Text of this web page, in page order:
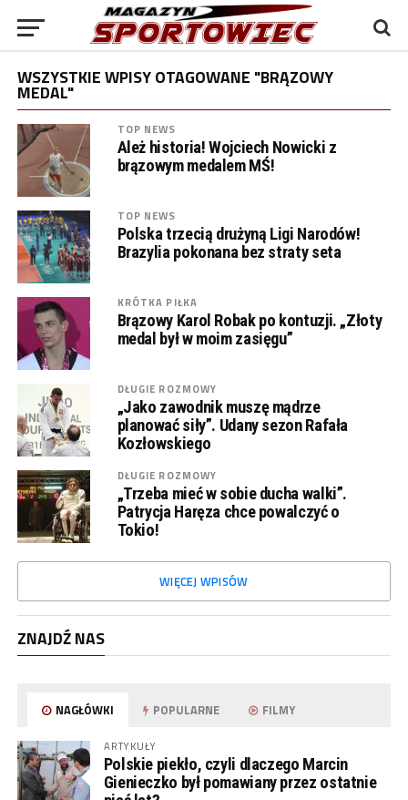
WSZYSTKIE WPISY OTAGOWANE "BRĄZOWY
MEDAL"
TOP NEWS
Ależ historia! Wojciech Nowicki z
brązowym medalem MŚ!
TOP NEWS
Polska trzecią drużyną Ligi Narodów!
Brazylia pokonana bez straty seta
KRÓTKA PIŁKA
Brązowy Karol Robak po kontuzji. „Złoty
medal był w moim zasięgu”
DŁUGIE ROZMOWY
„Jako zawodnik muszę mądrze
planować siły”. Udany sezon Rafała
Kozłowskiego
DŁUGIE ROZMOWY
„Trzeba mieć w sobie ducha walki”.
Patrycja Haręza chce powalczyć o
Tokio!
WIĘCEJ WPISÓW
ZNAJDŹ NAS
NAGŁÓWKI POPULARNE FILMY
ARTYKUŁY
Polskie piekło, czyli dlaczego Marcin
Gienieczko był pomawiany przez ostatnie